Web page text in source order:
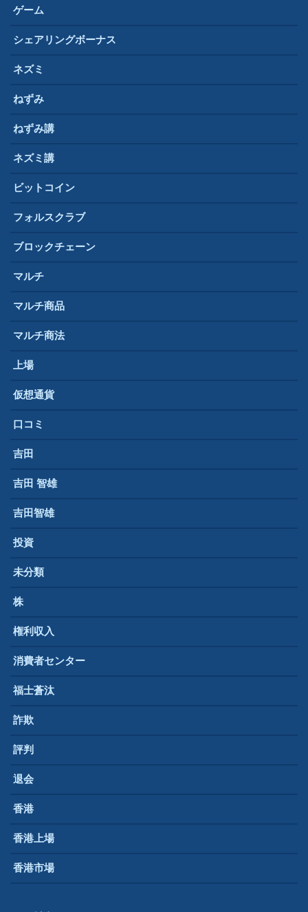
ゲーム
シェアリングボーナス
ネズミ
ねずみ
ねずみ講
ネズミ講
ビットコイン
フォルスクラブ
ブロックチェーン
マルチ
マルチ商品
マルチ商法
上場
仮想通貨
口コミ
吉田
吉田 智雄
吉田智雄
投資
未分類
株
権利収入
消費者センター
福士蒼汰
詐欺
評判
退会
香港
香港上場
香港市場